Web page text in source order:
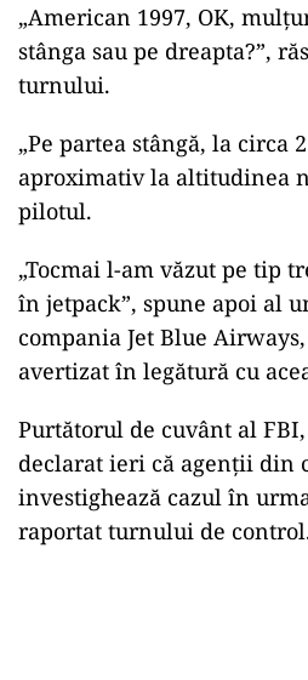
„American 1997, OK,
stânga sau pe dreapta?”,
turnului.
„Pe partea stângă, la circa
aproximativ la altitudinea
pilotul.
„Tocmai l-am văzut pe tip
în jetpack”, spune apoi al
compania Jet Blue
avertizat în legătură cu
Purtătorul de cuvânt al
declarat ieri că agenţii din
investighează cazul în
raportat turnului de